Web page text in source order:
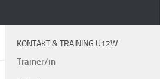
KONTAKT & TRAINING U12W
Trainer/in